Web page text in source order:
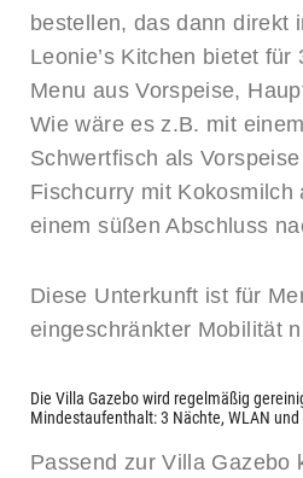
bestellen, das dann direkt
Leonie’s Kitchen bietet
Menu aus Vorspeise,
Wie wäre es z.B. mit
Schwertfisch als
Fischcurry mit Kokosmilch
einem süßen Abschluss
Diese Unterkunft ist für
eingeschränkter Mobilität
Die Villa Gazebo wird regelmäßig
Mindestaufenthalt: 3 Nächte, WLAN
Passend zur Villa Gazebo